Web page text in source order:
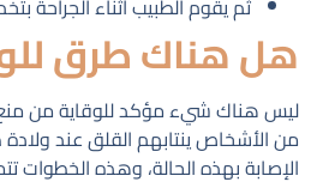
هل هناك طرق
ليس هناك شيء مؤكد للوقاية من منع
من الأشخاص ينتابهم القلق عند
الإصابة بهذه الحالة، وهذه الخطوات